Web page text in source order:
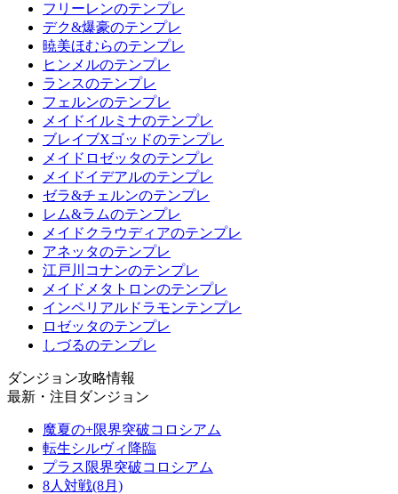
フリーレンのテンプレ
デク&爆豪のテンプレ
暁美ほむらのテンプレ
ヒンメルのテンプレ
ランスのテンプレ
フェルンのテンプレ
メイドイルミナのテンプレ
ブレイブXゴッドのテンプレ
メイドロゼッタのテンプレ
メイドイデアルのテンプレ
ゼラ&チェルンのテンプレ
レム&ラムのテンプレ
メイドクラウディアのテンプレ
アネッタのテンプレ
江戸川コナンのテンプレ
メイドメタトロンのテンプレ
インペリアルドラモンテンプレ
ロゼッタのテンプレ
しづるのテンプレ
ダンジョン攻略情報
最新・注目ダンジョン
魔夏の+限界突破コロシアム
転生シルヴィ降臨
プラス限界突破コロシアム
8人対戦(8月)